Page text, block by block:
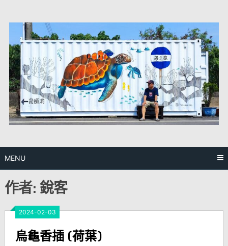
content
MENU
作者:銳客
2024-02-03
烏龜香插 (荷葉)